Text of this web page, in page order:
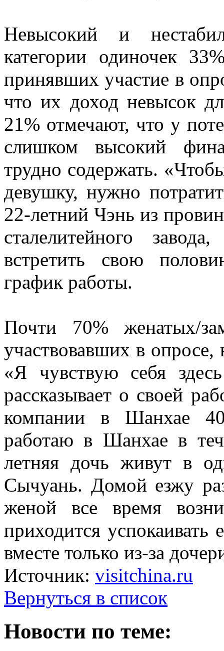
Невысокий и
категории одиночек
принявших участие в
что их доход невысок
21% отмечают, что у
слишком высокий
трудно содержать.
девушку, нужно
22-летний Чэнь из
сталелитейного
встретить свою
график работы.
Почти 70% женатых/
участвовавших в
«Я чувствую себя
рассказывает о своей
компании в Шанхае
работаю в Шанхае в
летняя дочь живут в
Сычуань. Домой езжу
женой все время
приходится
вместе только из-за
Источник: visitchina.ru
Вернуться в список
Новости по теме: